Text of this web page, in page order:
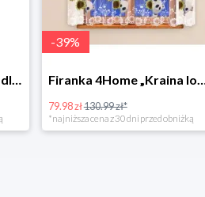
Bino Kuchnia drewniana dla dzieci Provence
39%
Firanka 4Home „Kraina lodu” (Frozen)
79.98 zł130.99 zł*
*najniższa cena z 30 dni przed obniżką